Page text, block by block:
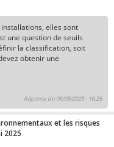
elles sont
une question de seuils
la classification, soit
obtenir une
Réponse du 06/05/2025 - 16:25
et les risques
2025